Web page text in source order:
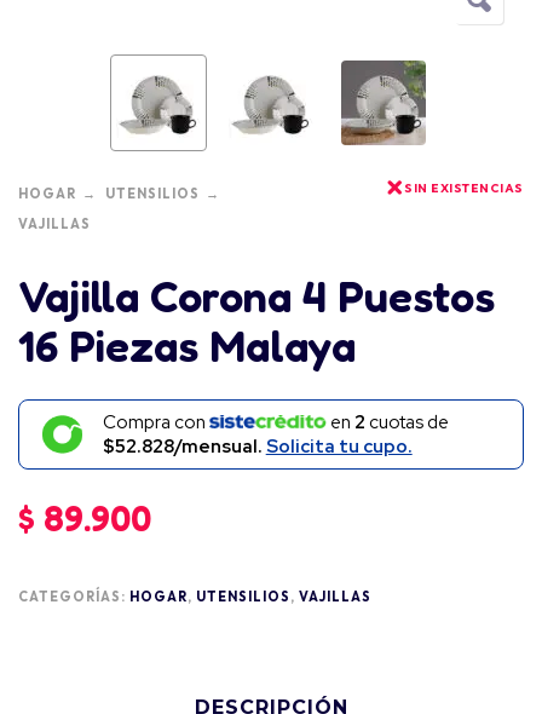
HOGAR
UTENSILIOS
VAJILLAS
SIN EXISTENCIAS
Vajilla Corona 4 Puestos
16 Piezas Malaya
Compra con en 2 cuotas de
$52.828/mensual. Solicita tu cupo.
$ 89.900
CATEGORÍAS: HOGAR, UTENSILIOS , VAJILLAS